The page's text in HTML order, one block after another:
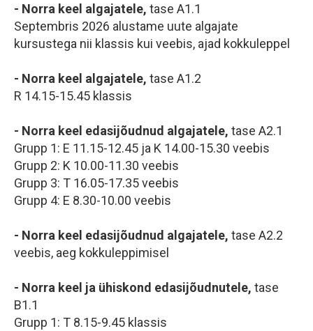
- Norra keel algajatele, tase A1.1
Septembris 2026 alustame uute algajate
kursustega nii klassis kui veebis, ajad kokkuleppel
- Norra keel algajatele, tase A1.2
R 14.15-15.45 klassis
- Norra keel edasijõudnud algajatele, tase A2.1
Grupp 1: E 11.15-12.45 ja K 14.00-15.30 veebis
Grupp 2: K 10.00-11.30 veebis
Grupp 3: T 16.05-17.35 veebis
Grupp 4: E 8.30-10.00 veebis
- Norra keel edasijõudnud algajatele, tase A2.2
veebis, aeg kokkuleppimisel
- Norra keel ja ühiskond edasijõudnutele, tase
B1.1
Grupp 1: T 8.15-9.45 klassis